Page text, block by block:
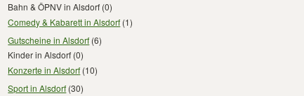
Bahn & ÖPNV in Alsdorf (0)
Comedy & Kabarett in Alsdorf (1)
Gutscheine in Alsdorf (6)
Kinder in Alsdorf (0)
Konzerte in Alsdorf (10)
Sport in Alsdorf (30)